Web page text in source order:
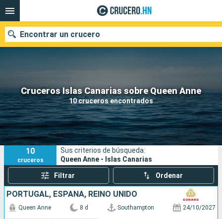
Cruceros Islas Canarias sobre Queen Anne
10 cruceros encontrados
Encontrar un crucero
Nuestros destinos
Fecha de salida
Puertos Compañías
Buscar
10
cruceros
Sus criterios de búsqueda:
Queen Anne - Islas Canarias
Filtrar Ordenar
PORTUGAL, ESPAÑA, REINO UNIDO
Queen Anne 8 d Southampton 24/10/2027